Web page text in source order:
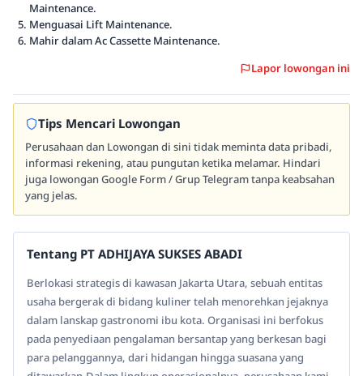
Maintenance.
Menguasai Lift Maintenance.
Mahir dalam Ac Cassette Maintenance.
Lapor lowongan ini
Tips Mencari Lowongan
Perusahaan dan Lowongan di sini tidak meminta data pribadi,
informasi rekening, atau pungutan ketika melamar. Hindari
juga lowongan Google Form / Grup Telegram tanpa keabsahan
yang jelas.
Tentang PT ADHIJAYA SUKSES ABADI
Berlokasi strategis di kawasan Jakarta Utara, sebuah entitas
usaha bergerak di bidang kuliner telah menorehkan jejaknya
dalam lanskap gastronomi ibu kota. Organisasi ini berfokus
pada penyediaan pengalaman bersantap yang berkesan bagi
para pelanggannya, dari hidangan hingga suasana yang